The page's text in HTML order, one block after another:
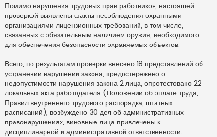
Помимо нарушения трудовых прав работников, настоящей
проверкой выявлены факты несоблюдения охранными
организациями лицензионных требований, в том числе,
связанных с обязательным наличием оружия, необходимого
для обеспечения безопасности охраняемых объектов.
Всего, по результатам проверки внесено 18 представлений об
устранении нарушении закона, предостережено о
недопустимости нарушения закона 2 лица, опротестовано 22
локальных акта работодателя (Положений об оплате труда,
Правил внутреннего трудового распорядка, штатных
расписаний), возбуждено 30 дел об административных
правонарушениях, виновные лица привлечены к
дисциплинарной и административной ответственности.